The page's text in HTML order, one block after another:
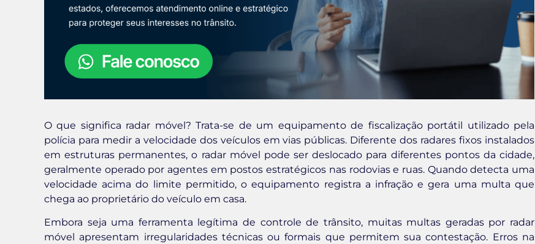
O que significa radar móvel? Trata-se de um equipamento de fiscalização portátil utilizado pela
polícia para medir a velocidade dos veículos em vias públicas. Diferente dos radares fixos instalados
em estruturas permanentes, o radar móvel pode ser deslocado para diferentes pontos da cidade,
geralmente operado por agentes em postos estratégicos nas rodovias e ruas. Quando detecta uma
velocidade acima do limite permitido, o equipamento registra a infração e gera uma multa que
chega ao proprietário do veículo em casa.
Embora seja uma ferramenta legítima de controle de trânsito, muitas multas geradas por radar
móvel apresentam irregularidades técnicas ou formais que permitem sua contestação. Erros na